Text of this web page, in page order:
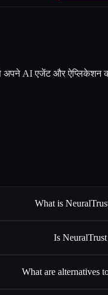
से अपने AI एजेंट और ऐप्लिकेशन
What is
Is
What are alternatives